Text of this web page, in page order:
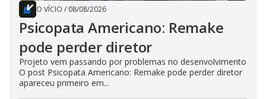
O VÍCIO / 08/08/2026
Psicopata Americano: Remake
pode perder diretor
Projeto vem passando por problemas no desenvolvimento
O post Psicopata Americano: Remake pode perder diretor
apareceu primeiro em...